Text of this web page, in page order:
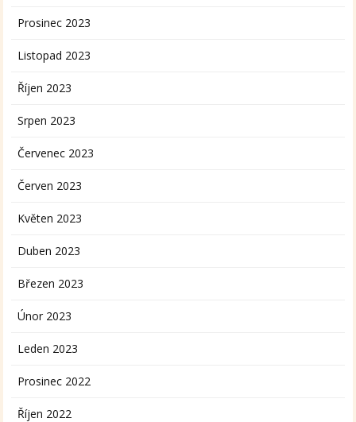
Prosinec 2023
Listopad 2023
Říjen 2023
Srpen 2023
Červenec 2023
Červen 2023
Květen 2023
Duben 2023
Březen 2023
Únor 2023
Leden 2023
Prosinec 2022
Říjen 2022